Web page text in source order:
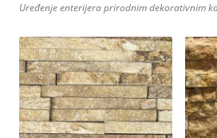
Uređenje enterijera prirodnim dekorativnim